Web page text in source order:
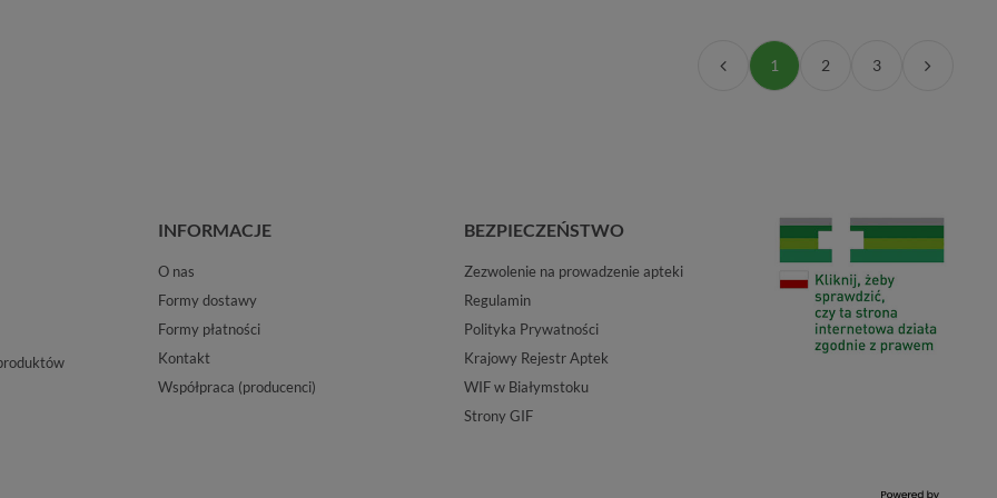
1 2 3
INFORMACJE
O nas
Formy dostawy
Formy płatności
Kontakt
Współpraca (producenci)
BEZPIECZEŃSTWO
Zezwolenie na prowadzenie apteki
Regulamin
Polityka Prywatności
Krajowy Rejestr Aptek
WIF w Białymstoku
Strony GIF